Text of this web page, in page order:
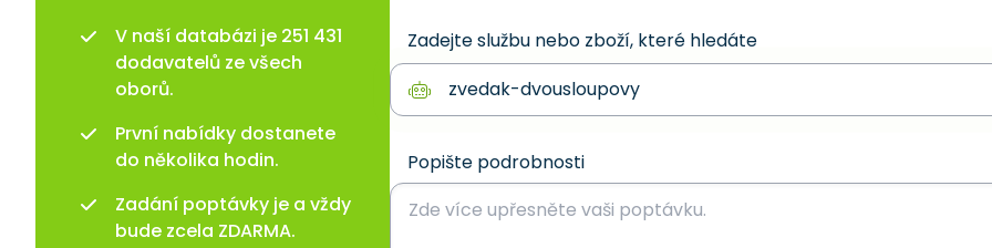
Zadejte službu nebo zboží, které hledáte
Popište podrobnosti
V naší databázi je 251 431
dodavatelů ze všech
oborů.
První nabídky dostanete
do několika hodin.
Zadání poptávky je a vždy
bude zcela ZDARMA.